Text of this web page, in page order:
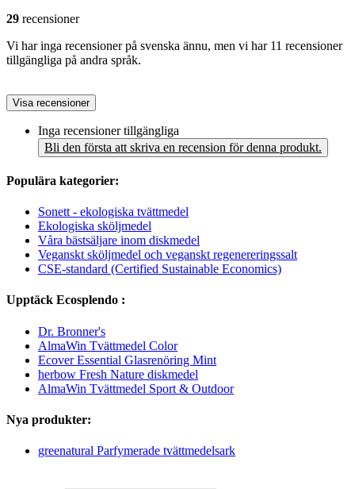
29 recensioner
Vi har inga recensioner på svenska ännu, men vi har 11 recensioner
tillgängliga på andra språk.
Visa recensioner
Inga recensioner tillgängliga
Bli den första att skriva en recension för denna produkt.
Populära kategorier:
Sonett - ekologiska tvättmedel
Ekologiska sköljmedel
Våra bästsäljare inom diskmedel
Veganskt sköljmedel och veganskt regenereringssalt
CSE-standard (Certified Sustainable Economics)
Upptäck Ecosplendo :
Dr. Bronner's
AlmaWin Tvättmedel Color
Ecover Essential Glasrenöring Mint
herbow Fresh Nature diskmedel
AlmaWin Tvättmedel Sport & Outdoor
Nya produkter:
greenatural Parfymerade tvättmedelsark